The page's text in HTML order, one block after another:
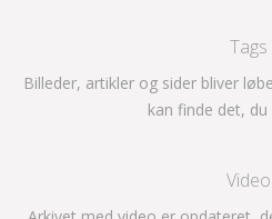
Tags
Billeder, artikler og sider bliver
kan finde det,
Video